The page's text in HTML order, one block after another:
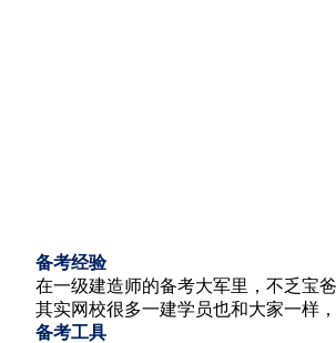
备考经验
在一级建造师的备考大军里，不乏宝
其实网校很多一建学员也和大家一样
备考工具